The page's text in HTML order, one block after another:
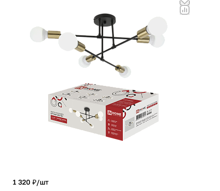
1 320 ₽/шт